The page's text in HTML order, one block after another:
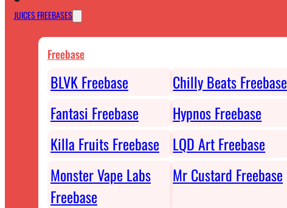
JUICES FREEBASES
Freebase
BLVK Freebase Chilly Beats Freebase
Fantasi Freebase
Hypnos Freebase
Killa Fruits Freebase
LQD Art Freebase
Monster Vape Labs
Freebase
Mr Custard Freebase